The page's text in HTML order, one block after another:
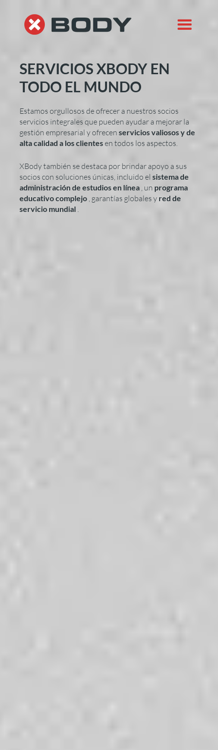
SERVICIOS XBODY EN
TODO EL MUNDO
Estamos orgullosos de ofrecer a nuestros socios
servicios integrales que pueden ayudar a mejorar la
gestión empresarial y ofrecen servicios valiosos y de
alta calidad a los clientesen todos los aspectos.
XBody también se destaca por brindar apoyo a sus
socios con soluciones únicas, incluido el sistema de
administración de estudios en línea , un programa
educativo complejo , garantías globales y red de
servicio mundial .